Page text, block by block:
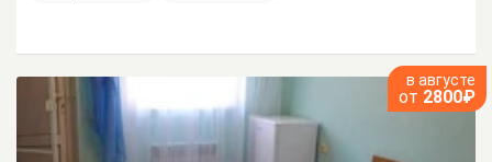
в августе
от 2800₽